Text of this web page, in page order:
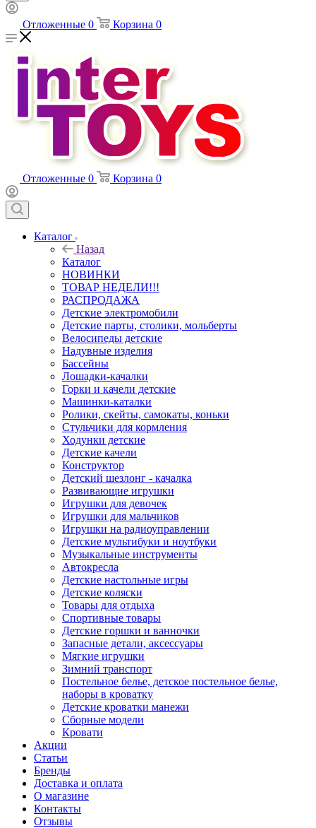
Отложенные 0 Корзина 0
Отложенные 0 Корзина 0
Каталог
Назад
Каталог
НОВИНКИ
ТОВАР НЕДЕЛИ!!!
РАСПРОДАЖА
Детские электромобили
Детские парты, столики, мольберты
Велосипеды детские
Надувные изделия
Бассейны
Лошадки-качалки
Горки и качели детские
Машинки-каталки
Ролики, скейты, самокаты, коньки
Стульчики для кормления
Ходунки детские
Детские качели
Конструктор
Детский шезлонг - качалка
Развивающие игрушки
Игрушки для девочек
Игрушки для мальчиков
Игрушки на радиоуправлении
Детские мультибуки и ноутбуки
Музыкальные инструменты
Автокресла
Детские настольные игры
Детские коляски
Товары для отдыха
Спортивные товары
Детские горшки и ванночки
Запасные детали, аксессуары
Мягкие игрушки
Зимний транспорт
Постельное белье, детское постельное белье,
наборы в кроватку
Детские кроватки манежи
Сборные модели
Кровати
Акции
Статьи
Бренды
Доставка и оплата
О магазине
Контакты
Отзывы